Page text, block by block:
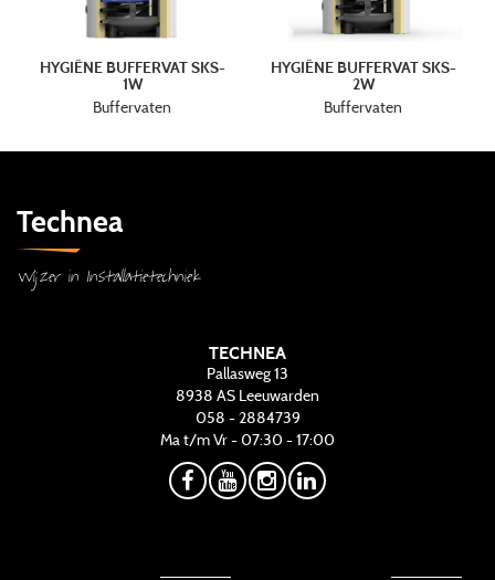
HYGIËNE BUFFERVAT SKS-
1W
Buffervaten
HYGIËNE BUFFERVAT SKS-
2W
Buffervaten
Technea
Wijzer in Installatietechniek
TECHNEA
Pallasweg 13
8938 AS Leeuwarden
058 - 2884739
Ma t/m Vr - 07:30 - 17:00